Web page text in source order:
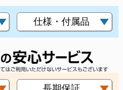
仕様・付属品